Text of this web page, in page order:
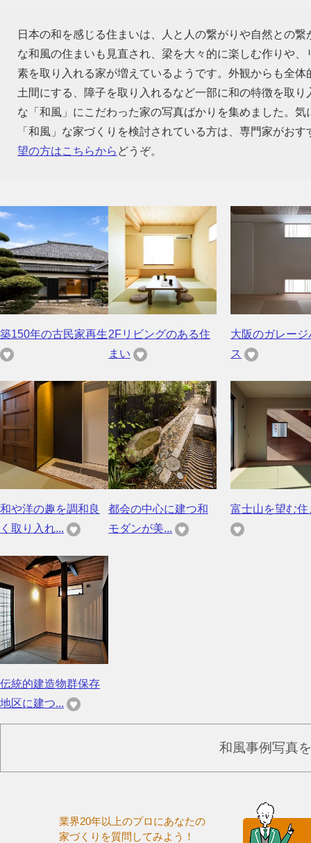
日本の和を感じる住まいは、人と人の繋がりや自然との
な和風の住まいも見直され、梁を大々的に楽しむ作りや
素を取り入れる家が増えているようです。外観からも全
土間にする、障子を取り入れるなど一部に和の特徴を取
な「和風」にこだわった家の写真ばかりを集めました。
「和風」な家づくりを検討されている方は、専門家がお
望の方はこちらから どうぞ。
築150年の古民家再生2Fリビングのある住
まい
大阪のガレージ
ス
和や洋の趣を調和良
く取り入れ...
都会の中心に建つ和
モダンが美...
富士山を望む住
伝統的建造物群保存
地区に建つ...
和風事例写真
業界20年以上のプロにあなたの
家づくりを質問してみよう！